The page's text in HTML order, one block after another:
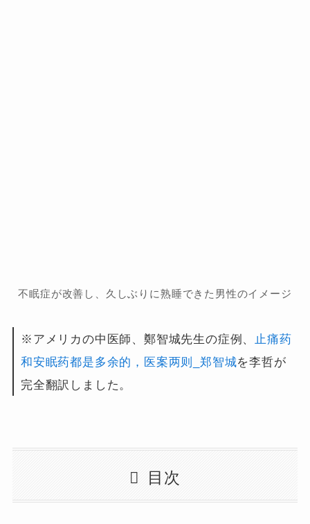
不眠症が改善し、久しぶりに熟睡できた男性のイメージ
※アメリカの中医師、鄭智城先生の症例、止痛药
和安眠药都是多余的，医案两则_郑智城を李哲が
完全翻訳しました。
目次